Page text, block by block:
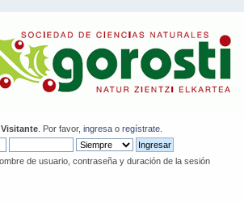
Visitante . Por favor, ingresa o regístrate
de usuario, contraseña y duración de la sesión